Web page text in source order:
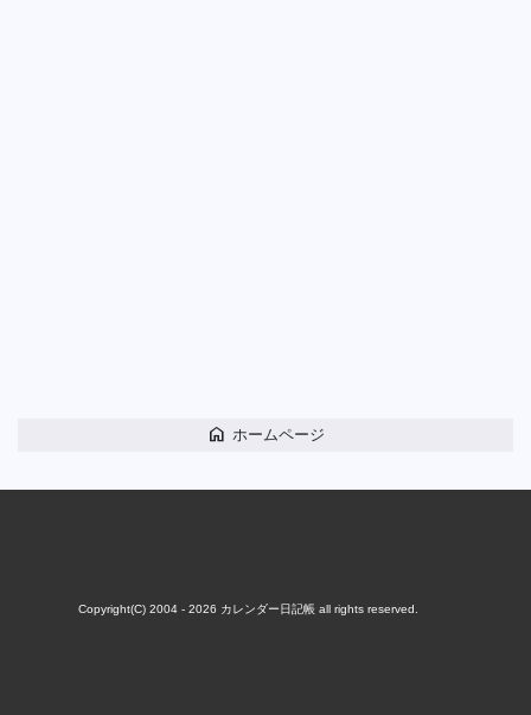
home ホームページ
Copyright(C) 2004 - 2026 カレンダー日記帳all rights reserved.